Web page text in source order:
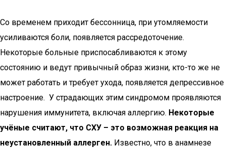
Со временем приходит бессонница, при утомляемости
усиливаются боли, появляется рассредоточение.
Некоторые больные приспосабливаются к этому
состоянию и ведут привычный образ жизни, кто-то же не
может работать и требует ухода, появляется депрессивное
настроение. У страдающих этим синдромом проявляются
нарушения иммунитета, включая аллергию. Некоторые
учёные считают, что СХУ – это возможная реакция на
неустановленный аллерген. Известно, что в анамнезе